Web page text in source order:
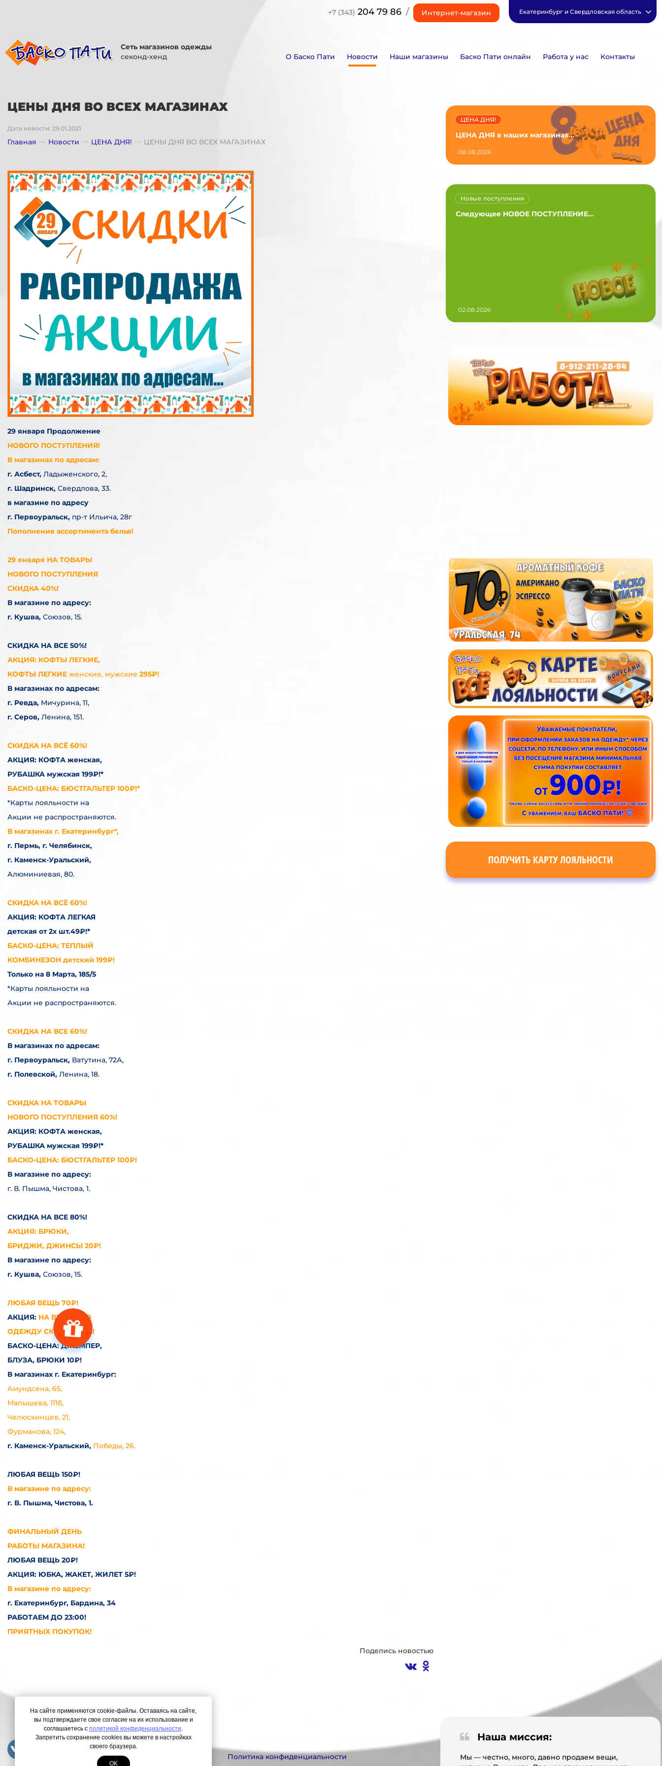
+7 (343) 204 79 86 / Интернет-магазин Екатеринбург и Свердловская область
Сеть магазинов одежды
секонд-хенд
О Баско Пати Новости Наши магазины Баско Пати онлайн Работа у нас Контакты
ЦЕНЫ ДНЯ ВО ВСЕХ МАГАЗИНАХ
Дата новости: 29.01.2021
Главная Новости ЦЕНА ДНЯ! ЦЕНЫ ДНЯ ВО ВСЕХ МАГАЗИНАХ
29 января Продолжение
НОВОГО ПОСТУПЛЕНИЯ!
В магазинах по адресам:
г. Асбест, Ладыженского, 2,
г. Шадринск, Свердлова, 33.
в магазине по адресу
г. Первоуральск, пр-т Ильича, 28г
Пополнение ассортимента белья!
29 января НА ТОВАРЫ
НОВОГО ПОСТУПЛЕНИЯ
СКИДКА 40%!
В магазине по адресу:
г. Кушва, Союзов, 15.
СКИДКА НА ВСЕ 50%!
АКЦИЯ: КОФТЫ ЛЕГКИЕ,
КОФТЫ ЛЕГКИЕ женские, мужские 295₽!
В магазинах по адресам:
г. Ревда, Мичурина, 11,
г. Серов, Ленина, 151.
СКИДКА НА ВСЁ 60%!
АКЦИЯ: КОФТА женская,
РУБАШКА мужская 199₽!*
БАСКО-ЦЕНА: БЮСТГАЛЬТЕР 100₽!*
*Карты лояльности на
Акции не распространяются.
В магазинах г. Екатеринбург*,
г. Пермь, г. Челябинск,
г. Каменск-Уральский,
Алюминиевая, 80.
СКИДКА НА ВСЁ 60%!
АКЦИЯ: КОФТА ЛЕГКАЯ
детская от 2х шт.49₽!*
БАСКО-ЦЕНА: ТЕПЛЫЙ
КОМБИНЕЗОН детский 199₽!
Только на 8 Марта, 185/5
*Карты лояльности на
Акции не распространяются.
СКИДКА НА ВСЕ 60%!
В магазинах по адресам:
г. Первоуральск, Ватутина, 72А,
г. Полевской, Ленина, 18.
СКИДКА НА ТОВАРЫ
НОВОГО ПОСТУПЛЕНИЯ 60%!
АКЦИЯ: КОФТА женская,
РУБАШКА мужская 199₽!*
БАСКО-ЦЕНА: БЮСТГАЛЬТЕР 100₽!
В магазине по адресу:
г. В. Пышма, Чистова, 1.
СКИДКА НА ВСЕ 80%!
АКЦИЯ: БРЮКИ,
БРИДЖИ, ДЖИНСЫ 20₽!
В магазине по адресу:
г. Кушва, Союзов, 15.
ЛЮБАЯ ВЕЩЬ 70₽!
АКЦИЯ: НА ВЕРХНЮЮ
ОДЕЖДУ СКИДКА 90%!
БАСКО-ЦЕНА: ДЖЕМПЕР,
БЛУЗА, БРЮКИ 10₽!
В магазинах г. Екатеринбург:
Амундсена, 65,
Малышева, 111б,
Челюскинцев, 21,
Фурманова, 124,
г. Каменск-Уральский, Победы, 26.
ЛЮБАЯ ВЕЩЬ 150₽!
В магазине по адресу:
г. В. Пышма, Чистова, 1.
ФИНАЛЬНЫЙ ДЕНЬ
РАБОТЫ МАГАЗИНА!
ЛЮБАЯ ВЕЩЬ 20₽!
АКЦИЯ: ЮБКА, ЖАКЕТ, ЖИЛЕТ 5₽!
В магазине по адресу:
г. Екатеринбург, Бардина, 34
РАБОТАЕМ ДО 23:00!
ПРИЯТНЫХ ПОКУПОК!
Поделись новостью
ЦЕНА ДНЯ в наших магазинах...
ЦЕНА ДНЯ!
08.08.2026
Следующее НОВОЕ ПОСТУПЛЕНИЕ...
Новые поступления
02.08.2026
ПОЛУЧИТЬ КАРТУ ЛОЯЛЬНОСТИ
Политика конфиденциальности
Наша миссия:
Мы — честно, много, давно продаем вещи,
На сайте применяются cookie-файлы. Оставаясь на сайте,
вы подтверждаете свое согласие на их использование и
соглашаетесь с политикой конфиденциальности.
Запретить сохранение cookies вы можете в настройках
своего браузера.
OK